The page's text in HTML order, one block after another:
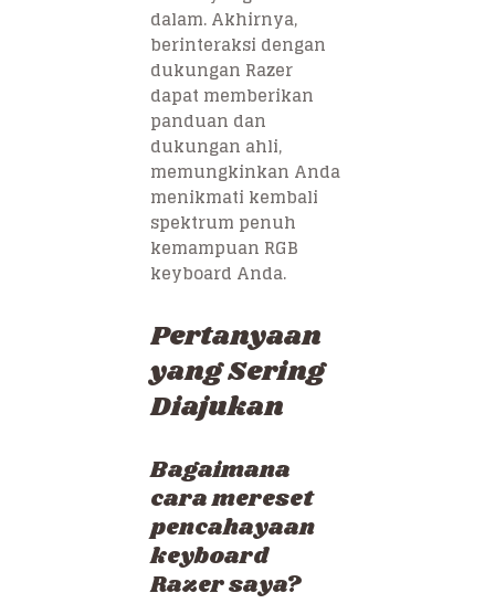
dalam. Akhirnya,
berinteraksi dengan
dukungan Razer
dapat memberikan
panduan dan
dukungan ahli,
memungkinkan Anda
menikmati kembali
spektrum penuh
kemampuan RGB
keyboard Anda.
Pertanyaan
yang Sering
Diajukan
Bagaimana
cara mereset
pencahayaan
keyboard
Razer saya?